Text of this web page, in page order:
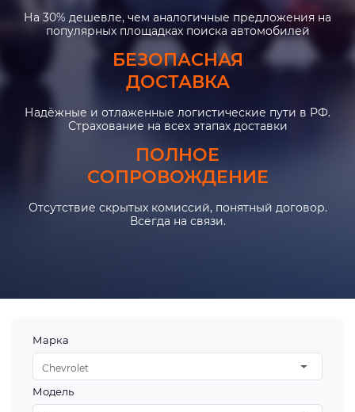
На 30% дешевле, чем аналогичные предложения на
популярных площадках поиска автомобилей
БЕЗОПАСНАЯ
ДОСТАВКА
Надёжные и отлаженные логистические пути в РФ.
Страхование на всех этапах доставки
ПОЛНОЕ
СОПРОВОЖДЕНИЕ
Отсутствие скрытых комиссий, понятный договор.
Всегда на связи.
Марка
Chevrolet
Модель